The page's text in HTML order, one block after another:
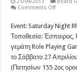
25/04/2013 Board
Comments Offon
RPG
27/4/
Event: Saturday Night
Τοποθεσία: Έσπαιρος,
γεμάτη Role Playing
το Σάββατο 27
(Πατησίων 155 2ος